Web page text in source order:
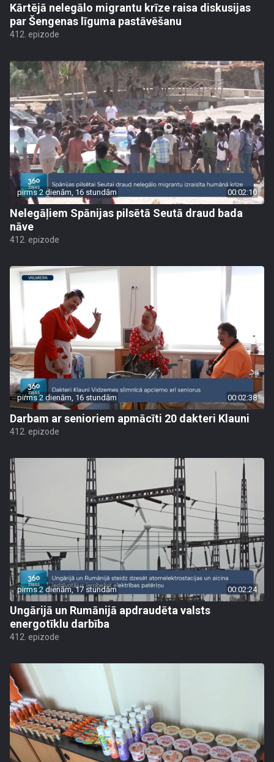
Kārtējā nelegālo migrantu krīze raisa diskusijas
par Šengenas līguma pastāvēšanu
412. epizode
pirms 2 dienām, 16 stundām 00:02:10
Nelegāļiem Spānijas pilsētā Seutā draud bada
nāve
412. epizode
pirms 2 dienām, 16 stundām 00:02:38
Darbam ar senioriem apmācīti 20 dakteri Klauni
412. epizode
pirms 2 dienām, 17 stundām 00:02:24
Ungārijā un Rumānijā apdraudēta valsts
energotīklu darbība
412. epizode